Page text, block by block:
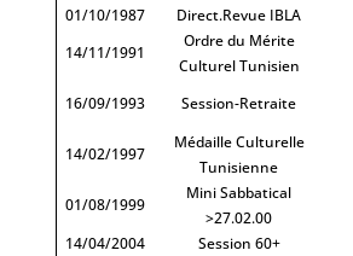
01/10/1987 Direct.Revue IBLA
14/11/1991
Ordre du Mérite
Culturel Tunisien
16/09/1993
Session-Retraite
14/02/1997
Médaille Culturelle
Tunisienne
01/08/1999
Mini Sabbatical
>27.02.00
14/04/2004
Session 60+